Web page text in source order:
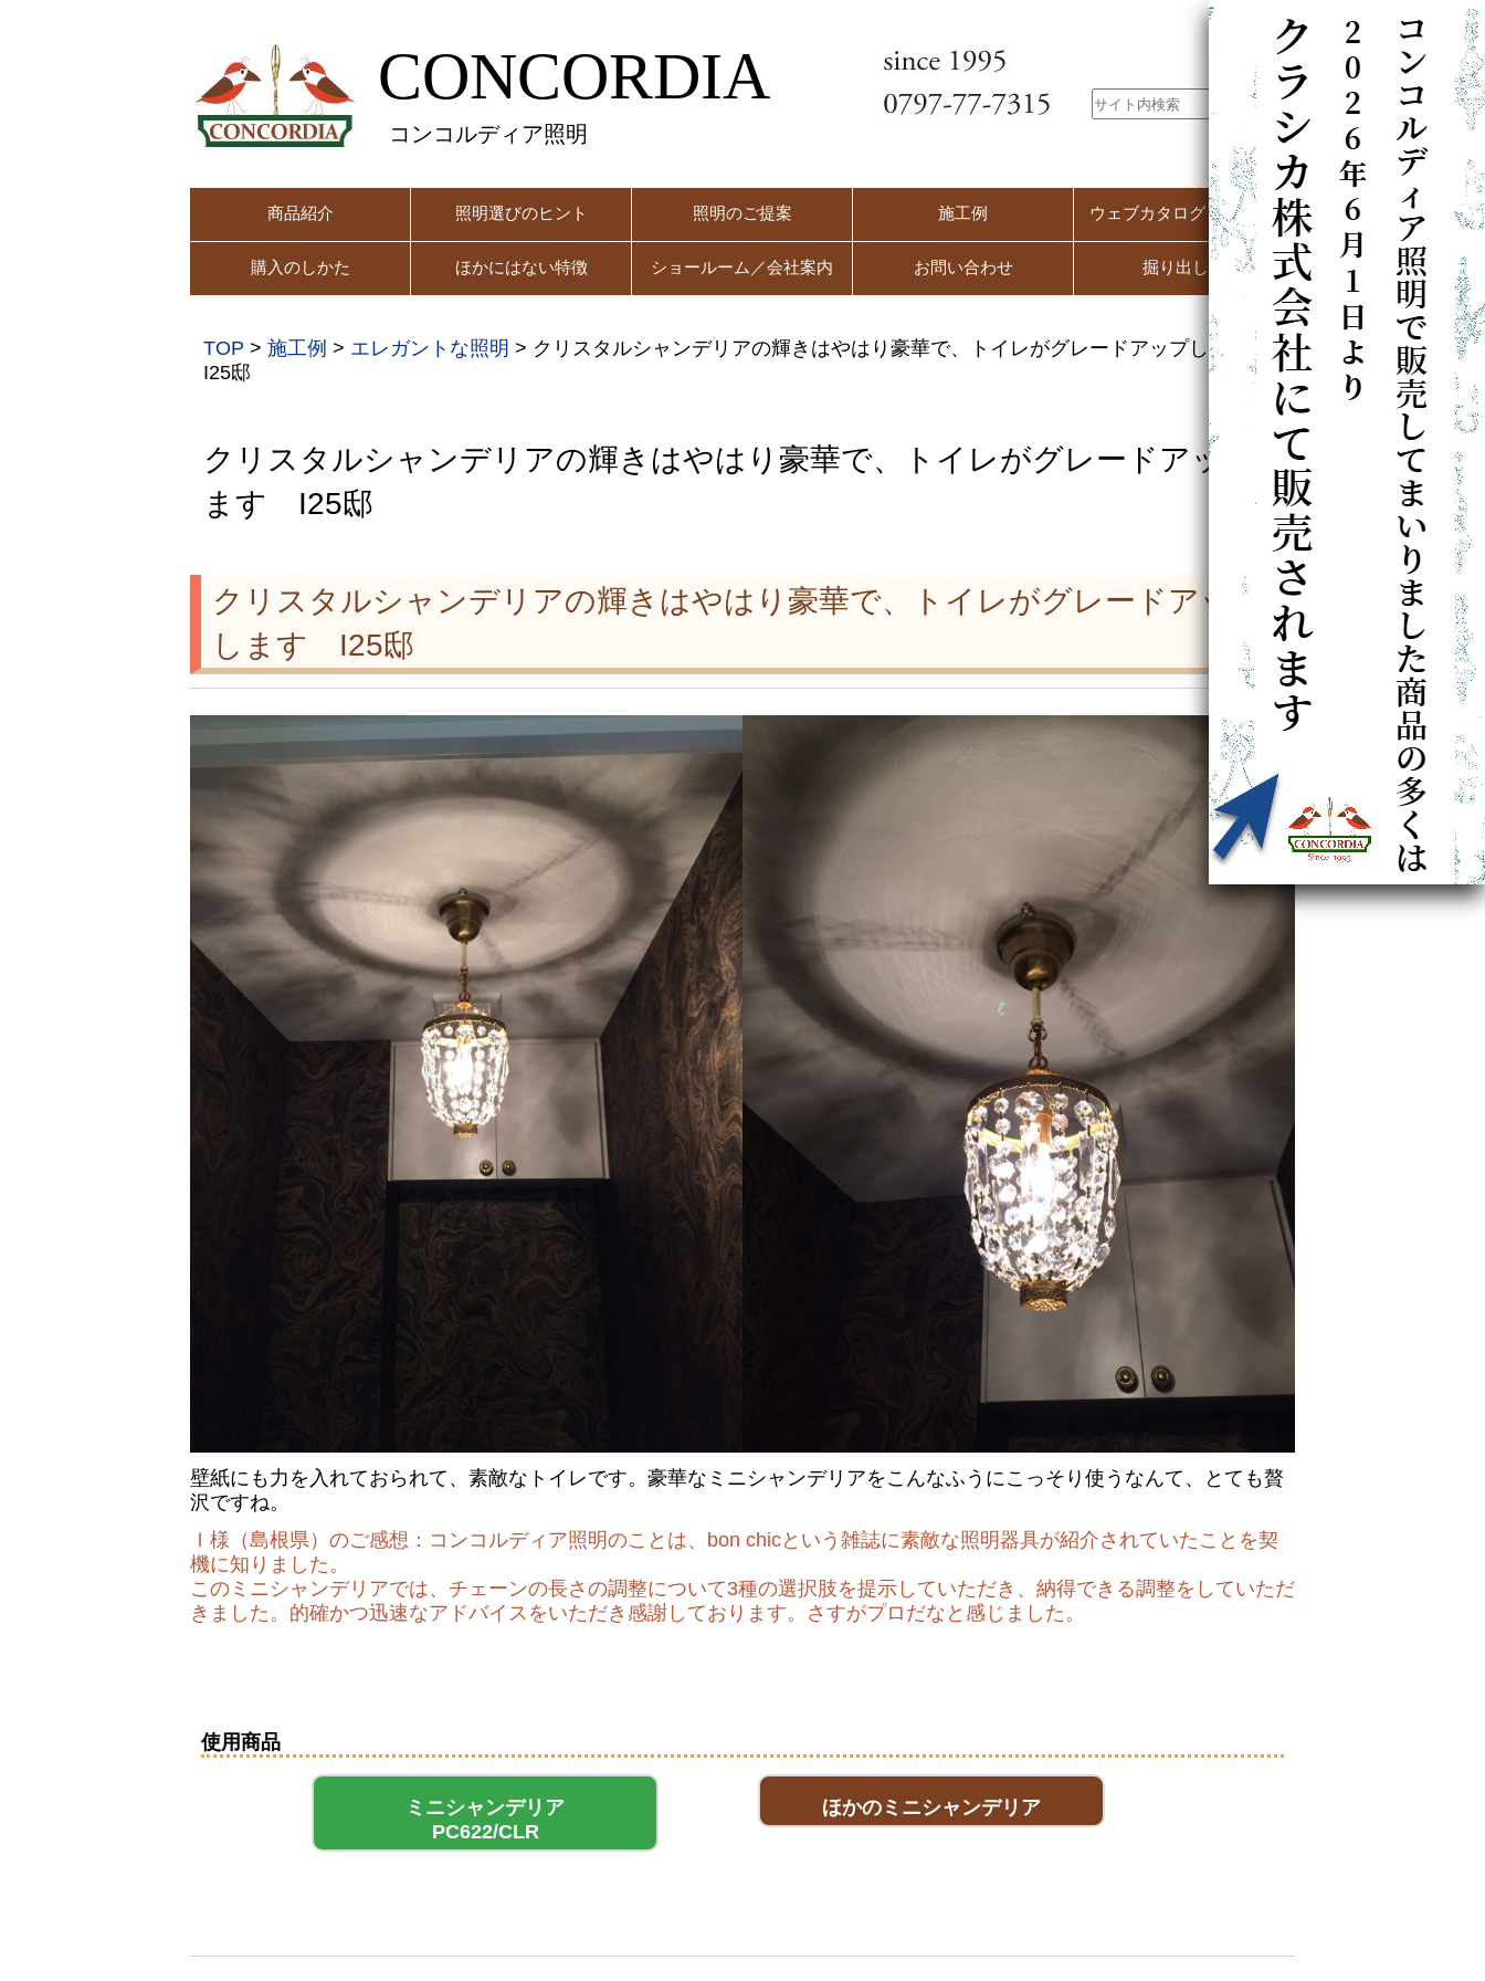
CONCORDIA
コンコルディア照明
商品紹介 照明選びのヒント 照明のご提案 施工例 ウェブカタログ（PC用）
購入のしかた ほかにはない特徴 ショールーム／会社案内 お問い合わせ 掘り出し市
TOP > 施工例 > エレガントな照明 > クリスタルシャンデリアの輝きはやはり豪華で、トイレがグレードアップします
I25邸
クリスタルシャンデリアの輝きはやはり豪華で、トイレがグレードアップし
ます I25邸
クリスタルシャンデリアの輝きはやはり豪華で、トイレがグレードアップ
します I25邸
壁紙にも力を入れておられて、素敵なトイレです。豪華なミニシャンデリアをこんなふうにこっそり使うなんて、とても贅
沢ですね。
Ｉ様（島根県）のご感想：コンコルディア照明のことは、bon chicという雑誌に素敵な照明器具が紹介されていたことを契
機に知りました。
このミニシャンデリアでは、チェーンの長さの調整について3種の選択肢を提示していただき、納得できる調整をしていただ
きました。的確かつ迅速なアドバイスをいただき感謝しております。さすがプロだなと感じました。
使用商品
ミニシャンデリア
PC622/CLR
ほかのミニシャンデリア